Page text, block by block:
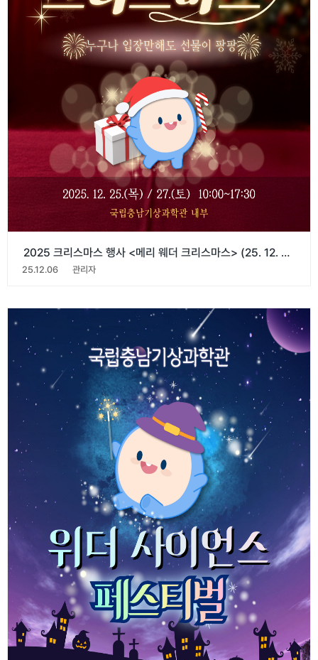
2025 크리스마스 행사 <메리 웨더 크리스마스> (25. 12. 25, 27)
25.12.06 관리자